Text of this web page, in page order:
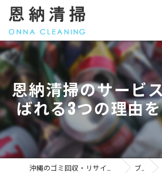
恩納清掃のサービ
ばれる3つの理由
ブログ